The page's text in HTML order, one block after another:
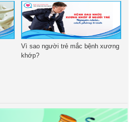
Vì sao người trẻ mắc bệnh xương
khớp?